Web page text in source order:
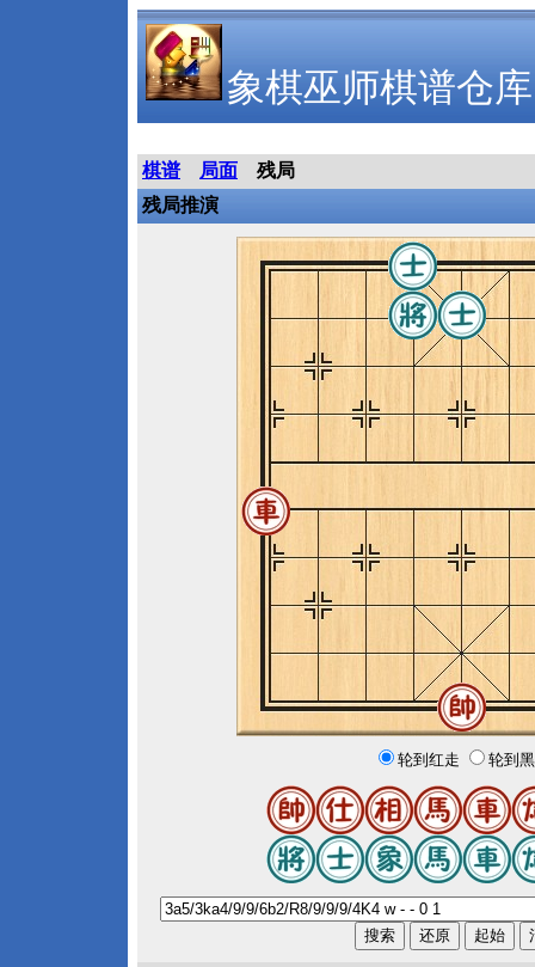
象棋巫师棋谱仓库
棋谱 局面
残局
残局推演
轮到红走 轮到